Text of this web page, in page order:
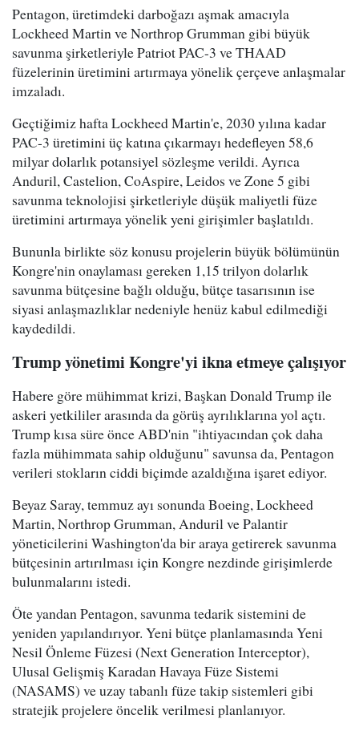
Pentagon, üretimdeki darboğazı aşmak amacıyla
Lockheed Martin ve Northrop Grumman gibi büyük
savunma şirketleriyle Patriot PAC-3 ve THAAD
füzelerinin üretimini artırmaya yönelik çerçeve anlaşmalar
imzaladı.
Geçtiğimiz hafta Lockheed Martin'e, 2030 yılına kadar
PAC-3 üretimini üç katına çıkarmayı hedefleyen 58,6
milyar dolarlık potansiyel sözleşme verildi. Ayrıca
Anduril, Castelion, CoAspire, Leidos ve Zone 5 gibi
savunma teknolojisi şirketleriyle düşük maliyetli füze
üretimini artırmaya yönelik yeni girişimler başlatıldı.
Bununla birlikte söz konusu projelerin büyük bölümünün
Kongre'nin onaylaması gereken 1,15 trilyon dolarlık
savunma bütçesine bağlı olduğu, bütçe tasarısının ise
siyasi anlaşmazlıklar nedeniyle henüz kabul edilmediği
kaydedildi.
Trump yönetimi Kongre'yi ikna etmeye çalışıyor
Habere göre mühimmat krizi, Başkan Donald Trump ile
askeri yetkililer arasında da görüş ayrılıklarına yol açtı.
Trump kısa süre önce ABD'nin "ihtiyacından çok daha
fazla mühimmata sahip olduğunu" savunsa da, Pentagon
verileri stokların ciddi biçimde azaldığına işaret ediyor.
Beyaz Saray, temmuz ayı sonunda Boeing, Lockheed
Martin, Northrop Grumman, Anduril ve Palantir
yöneticilerini Washington'da bir araya getirerek savunma
bütçesinin artırılması için Kongre nezdinde girişimlerde
bulunmalarını istedi.
Öte yandan Pentagon, savunma tedarik sistemini de
yeniden yapılandırıyor. Yeni bütçe planlamasında Yeni
Nesil Önleme Füzesi (Next Generation Interceptor),
Ulusal Gelişmiş Karadan Havaya Füze Sistemi
(NASAMS) ve uzay tabanlı füze takip sistemleri gibi
stratejik projelere öncelik verilmesi planlanıyor.